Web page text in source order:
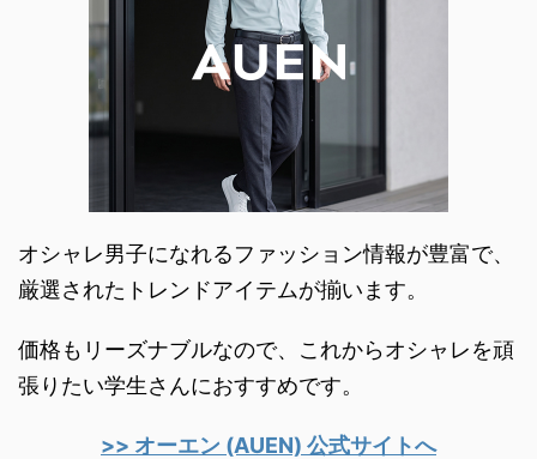
オシャレ男子になれるファッション情報が豊富で、
厳選されたトレンドアイテムが揃います。
価格もリーズナブルなので、これからオシャレを頑
張りたい学生さんにおすすめです。
>> オーエン (AUEN) 公式サイトへ